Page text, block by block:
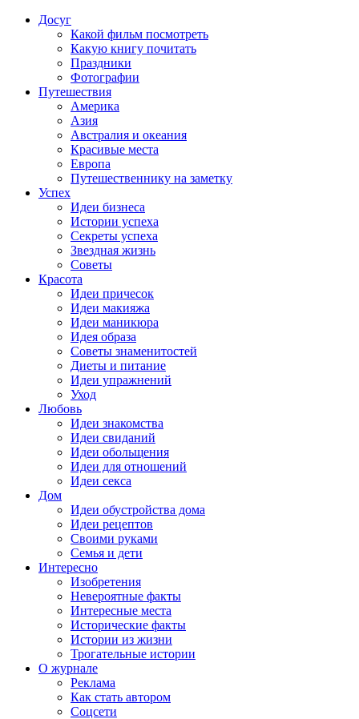
Досуг
Какой фильм посмотреть
Какую книгу почитать
Праздники
Фотографии
Путешествия
Америка
Азия
Австралия и океания
Красивые места
Европа
Путешественнику на заметку
Успех
Идеи бизнеса
Истории успеха
Секреты успеха
Звездная жизнь
Советы
Красота
Идеи причесок
Идеи макияжа
Идеи маникюра
Идея образа
Советы знаменитостей
Диеты и питание
Идеи упражнений
Уход
Любовь
Идеи знакомства
Идеи свиданий
Идеи обольщения
Идеи для отношений
Идеи секса
Дом
Идеи обустройства дома
Идеи рецептов
Своими руками
Семья и дети
Интересно
Изобретения
Невероятные факты
Интересные места
Исторические факты
Истории из жизни
Трогательные истории
О журнале
Реклама
Как стать автором
Соцсети